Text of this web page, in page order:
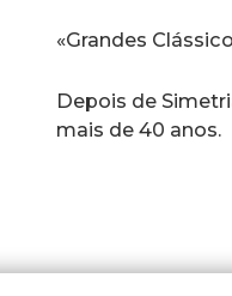
«Grandes
Depois de
mais de 40 anos.